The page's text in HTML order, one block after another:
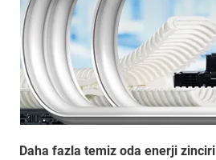
Daha fazla temiz oda enerji zinciri